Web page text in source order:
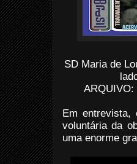
SD Maria de
ARQUIVO:
Em
voluntária da
uma enorme